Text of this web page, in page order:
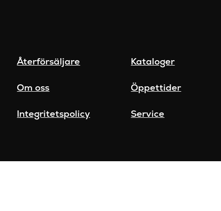
Återförsäljare Kataloger
Om oss Öppettider
Integritetspolicy Service